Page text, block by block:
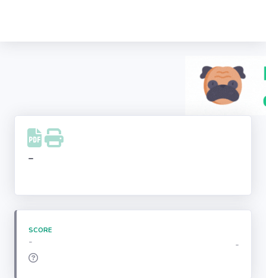
Facebook
Instagram
-
SCORE
- -